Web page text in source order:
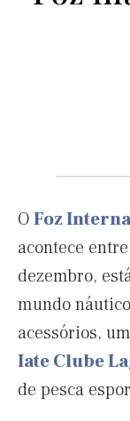
OFoz
acontece
dezembro,
mundo
acessórios,
Iate Clube
de pesca